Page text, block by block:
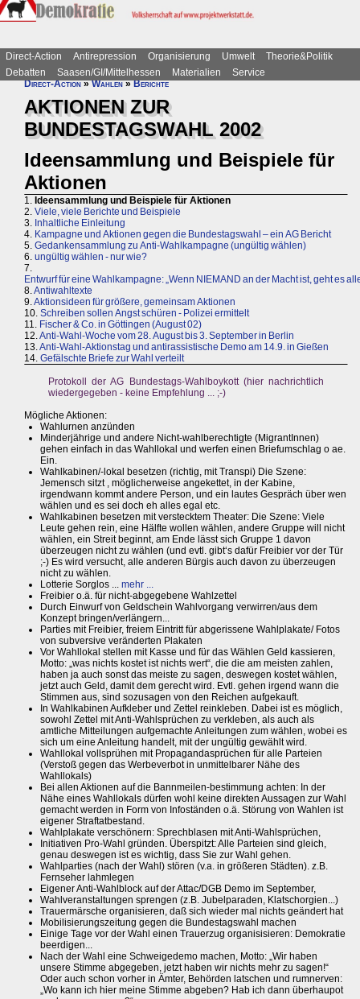
Direct-Action Antirepression Organisierung Umwelt
Theorie&Politik
Debatten
Saasen/GI/Mittelhessen Materialien
Service
Direct-Action»Wahlen»Berichte
AKTIONEN ZUR
BUNDESTAGSWAHL 2002
Ideensammlung und Beispiele für
Aktionen
1. Ideensammlung und Beispiele für Aktionen
2. Viele, viele Berichte und Beispiele
3. Inhaltliche Einleitung
4. Kampagne und Aktionen gegen die Bundestagswahl – ein AG Bericht
5. Gedankensammlung zu Anti-Wahlkampagne (ungültig wählen)
6. ungültig wählen - nur wie?
7.
Entwurf für eine Wahlkampagne: „Wenn NIEMAND an der Macht ist, geht es
8.Antiwahltexte
9.Aktionsideen für größere, gemeinsam Aktionen
10. Schreiben sollen Angst schüren - Polizei ermittelt
11. Fischer & Co. in Göttingen (August 02)
12.Anti-Wahl-Woche vom 28. August bis 3. September in Berlin
13.Anti-Wahl-Aktionstag und antirassistische Demo am 14.9. in Gießen
14. Gefälschte Briefe zur Wahl verteilt
Protokoll der AG Bundestags-Wahlboykott (hier nachrichtlich
wiedergegeben - keine Empfehlung ... ;-)
Mögliche Aktionen:
Wahlurnen anzünden
Minderjährige und andere Nicht-wahlberechtigte (MigrantInnen)
gehen einfach in das Wahllokal und werfen einen Briefumschlag o ae.
Ein.
Wahlkabinen/-lokal besetzen (richtig, mit Transpi) Die Szene:
Jemensch sitzt , möglicherweise angekettet, in der Kabine,
irgendwann kommt andere Person, und ein lautes Gespräch über wen
wählen und es sei doch eh alles egal etc.
Wahlkabinen besetzen mit verstecktem Theater: Die Szene: Viele
Leute gehen rein, eine Hälfte wollen wählen, andere Gruppe will nicht
wählen, ein Streit beginnt, am Ende lässt sich Gruppe 1 davon
überzeugen nicht zu wählen (und evtl. gibt‘s dafür Freibier vor der Tür
;-) Es wird versucht, alle anderen Bürgis auch davon zu überzeugen
nicht zu wählen.
Lotterie Sorglos ... mehr ...
Freibier o.ä. für nicht-abgegebene Wahlzettel
Durch Einwurf von Geldschein Wahlvorgang verwirren/aus dem
Konzept bringen/verlängern...
Parties mit Freibier, freiem Eintritt für abgerissene Wahlplakate/ Fotos
von subversive veränderten Plakaten
Vor Wahllokal stellen mit Kasse und für das Wählen Geld kassieren,
Motto: „was nichts kostet ist nichts wert“, die die am meisten zahlen,
haben ja auch sonst das meiste zu sagen, deswegen kostet wählen,
jetzt auch Geld, damit dem gerecht wird. Evtl. gehen irgend wann die
Stimmen aus, sind sozusagen von den Reichen aufgekauft.
In Wahlkabinen Aufkleber und Zettel reinkleben. Dabei ist es möglich,
sowohl Zettel mit Anti-Wahlsprüchen zu verkleben, als auch als
amtliche Mitteilungen aufgemachte Anleitungen zum wählen, wobei es
sich um eine Anleitung handelt, mit der ungültig gewählt wird.
Wahllokal vollsprühen mit Propagandasprüchen für alle Parteien
(Verstoß gegen das Werbeverbot in unmittelbarer Nähe des
Wahllokals)
Bei allen Aktionen auf die Bannmeilen-bestimmung achten: In der
Nähe eines Wahllokals dürfen wohl keine direkten Aussagen zur Wahl
gemacht werden in Form von Infoständen o.ä. Störung von Wahlen ist
eigener Straftatbestand.
Wahlplakate verschönern: Sprechblasen mit Anti-Wahlsprüchen,
Initiativen Pro-Wahl gründen. Überspitzt: Alle Parteien sind gleich,
genau deswegen ist es wichtig, dass Sie zur Wahl gehen.
Wahlparties (nach der Wahl) stören (v.a. in größeren Städten). z.B.
Fernseher lahmlegen
Eigener Anti-Wahlblock auf der Attac/DGB Demo im September,
Wahlveranstaltungen sprengen (z.B. Jubelparaden, Klatschorgien...)
Trauermärsche organisieren, daß sich wieder mal nichts geändert hat
Mobilisierungszeitung gegen die Bundestagswahl machen
Einige Tage vor der Wahl einen Trauerzug organisisieren: Demokratie
beerdigen...
Nach der Wahl eine Schweigedemo machen, Motto: „Wir haben
unsere Stimme abgegeben, jetzt haben wir nichts mehr zu sagen!“
Oder auch schon vorher in Ämter, Behörden latschen und rumnerven:
„Wo kann ich hier meine Stimme abgeben? Hab ich dann überhaupot